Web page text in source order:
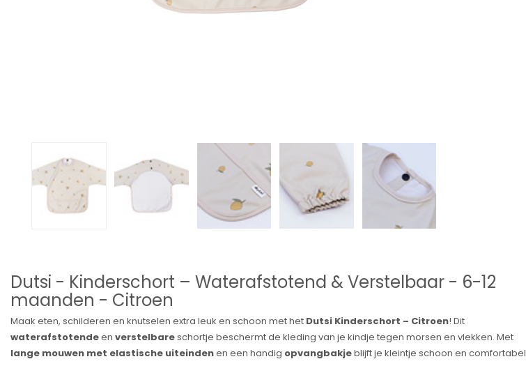
Dutsi - Kinderschort – Waterafstotend & Verstelbaar - 6-12
maanden - Citroen
Maak eten, schilderen en knutselen extra leuk en schoon met het Dutsi Kinderschort – Citroen! Dit
waterafstotendeen verstelbareschortje beschermt de kleding van je kindje tegen morsen en vlekken. Met
lange mouwen met elastische uiteindenen een handig opvangbakjeblijft je kleintje schoon en comfortabel